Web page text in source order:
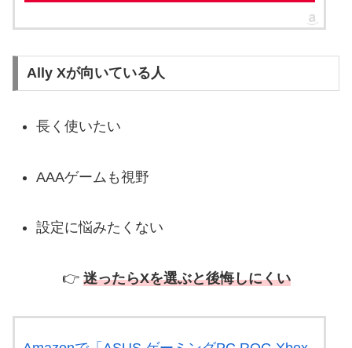
Ally Xが向いている人
長く使いたい
AAAゲームも視野
設定に悩みたくない
👉 迷ったらXを選ぶと後悔しにくい